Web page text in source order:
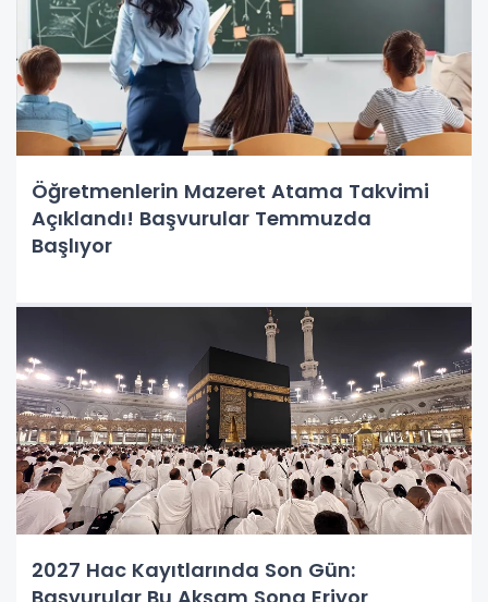
Öğretmenlerin Mazeret Atama Takvimi
Açıklandı! Başvurular Temmuzda
Başlıyor
2027 Hac Kayıtlarında Son Gün: